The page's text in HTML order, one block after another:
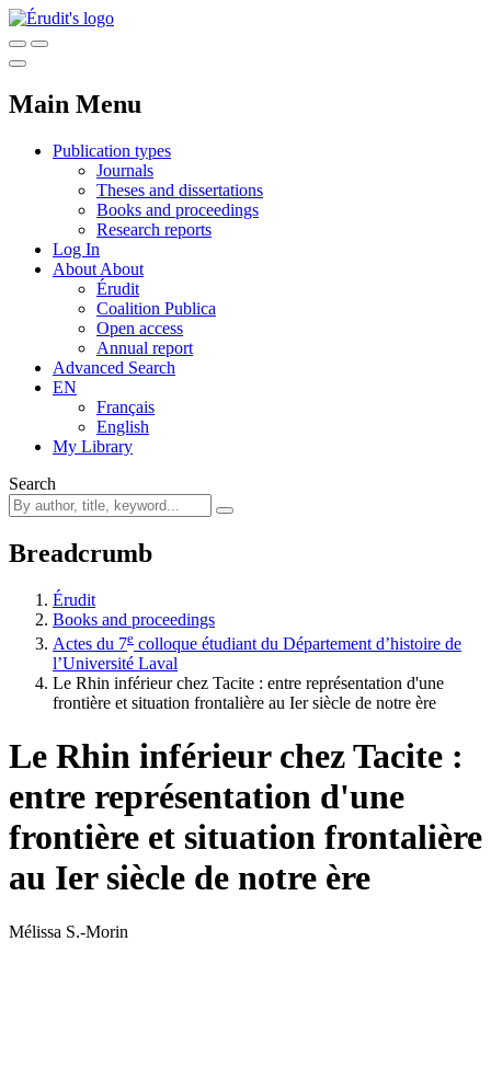
Main Menu
Publication types
Journals
Theses and dissertations
Books and proceedings
Research reports
Log In
About About
Érudit
Coalition Publica
Open access
Annual report
Advanced Search
EN
Français
English
My Library
Search
Breadcrumb
Érudit
Books and proceedings
Actes du 7e colloque étudiant du Département d’histoire de
l’Université Laval
Le Rhin inférieur chez Tacite : entre représentation d'une
frontière et situation frontalière au Ier siècle de notre ère
Le Rhin inférieur chez Tacite :
entre représentation d'une
frontière et situation frontalière
au Ier siècle de notre ère
Mélissa S.-Morin